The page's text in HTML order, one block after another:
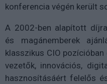
konferencia végén került
A 2002-ben alapított
és magánemberek
klasszikus CIO
vezetők, innovációs,
hasznosításáért felelős